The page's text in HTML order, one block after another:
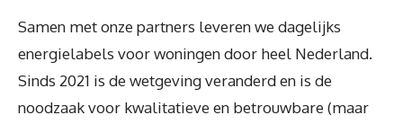
Samen met onze partners leveren we dagelijks
energielabels voor woningen door heel Nederland.
Sinds 2021 is de wetgeving veranderd en is de
noodzaak voor kwalitatieve en betrouwbare (maar